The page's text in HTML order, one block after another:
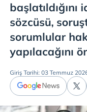
sözcüsü,
sorumlular
yapılacağını
Giriş Tarihi: 03 Temmuz